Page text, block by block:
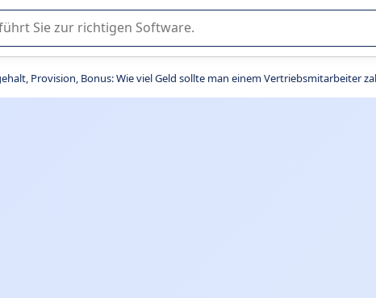
oder Auswahl von SaaS-Software in Unternehmen.
Provision, Bonus: Wie viel Geld sollte man einem Vertriebsmitarbeiter